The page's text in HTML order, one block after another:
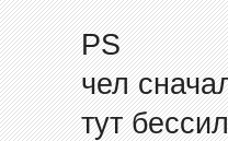
PS
чел
тут